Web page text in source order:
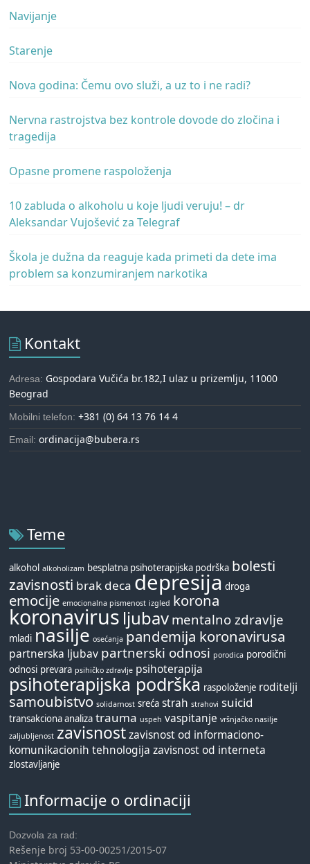
Navijanje
Starenje
Nova godina: Čemu ovo služi, a uz to i ne radi?
Nervna rastrojstva bez kontrole dovode do zločina i
tragedija
Opasne promene raspoloženja
10 zabluda o alkoholu u koje ljudi veruju! – dr
Aleksandar Vujošević za Telegraf
Škola je dužna da reaguje kada primeti da dete ima
problem sa konzumiranjem narkotika
Kontakt
Adresa: Gospodara Vučića br.182,I ulaz u prizemlju, 11000
Beograd
Mobilni telefon:+381 (0) 64 13 76 14 4
Email:ordinacija@bubera.rs
Teme
alkohol alkoholizam besplatna psihoterapijska podrška bolesti
zavisnosti brak deca depresija droga
emocije emocionalna pismenost izgled korona
koronavirus ljubav mentalno zdravlje
mladi nasilje osećanja pandemija koronavirusa
partnerska ljubav partnerski odnosi porodica porodični
odnosi prevara psihičko zdravlje psihoterapija
psihoterapijska podrška raspoloženje roditelji
samoubistvo solidarnost sreća strah strahovi suicid
transakciona analiza trauma uspeh vaspitanje vršnjačko nasilje
zaljubljenost zavisnost zavisnost od informaciono-
komunikacionih tehnologija zavisnost od interneta
zlostavljanje
Informacije o ordinaciji
Dozvola za rad:
Rešenje broj 53-00-00251/2015-07